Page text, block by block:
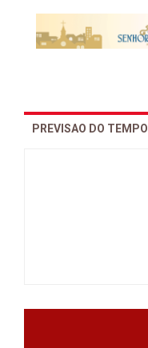
PREVISAO DO TEMPO